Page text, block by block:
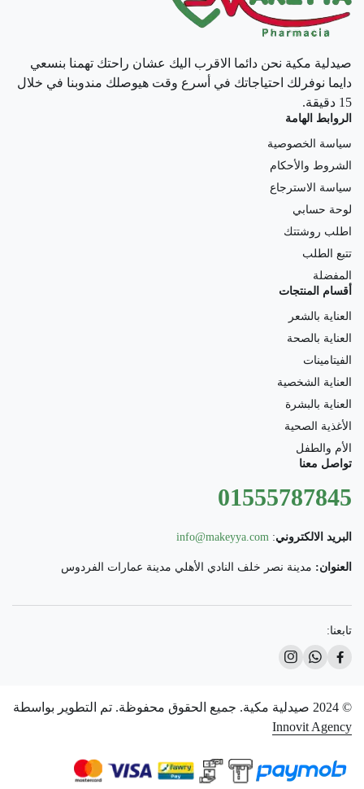
صيدلية مكية نحن دائما الاقرب اليك عشان راحتك تهمنا بنسعي
دايما نوفرلك احتياجاتك في أسرع وقت هيوصلك مندوبنا في خلال
15 دقيقة.
الروابط الهامة
سياسة الخصوصية
الشروط والأحكام
سياسة الاسترجاع
لوحة حسابي
اطلب روشتتك
تتبع الطلب
المفضلة
أقسام المنتجات
العناية بالشعر
العناية بالصحة
الفيتامينات
العناية الشخصية
العناية بالبشرة
الأغذية الصحية
الأم والطفل
تواصل معنا
01555787845
البريد الالكتروني:
info@makeyya.com
العنوان: مدينة نصر خلف النادي الأهلي مدينة عمارات الفردوس
تابعنا:
© 2024 صيدلية مكية. جميع الحقوق محفوظة. تم التطوير بواسطة
Innovit Agency